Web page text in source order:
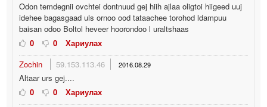
Odon temdegnii ovchtei dontnuud gej hiih ajlaa oligtoi hiigeed uuj
idehee bagasgaad uls ornoo ood tataachee torohod ldampuu
baisan odoo Boltol heveer hoorondoo l uraltshaas
0
0
Хариулах
Zochin
59.153.113.46 2016.08.29
Altaar urs gej....
0
0
Хариулах